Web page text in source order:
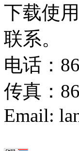
下载使
联系。
电话：
传真：
Email: